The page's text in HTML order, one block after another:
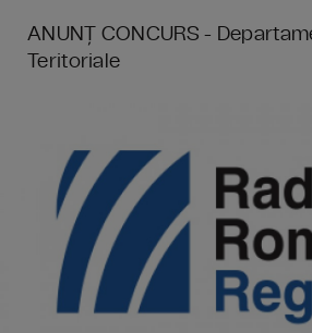
ANUNȚ CONCURS -
Teritoriale